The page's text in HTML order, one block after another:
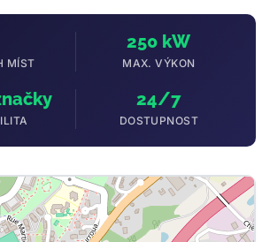
MÍST
250 kW
MAX. VÝKON
24/7
DOSTUPNOST